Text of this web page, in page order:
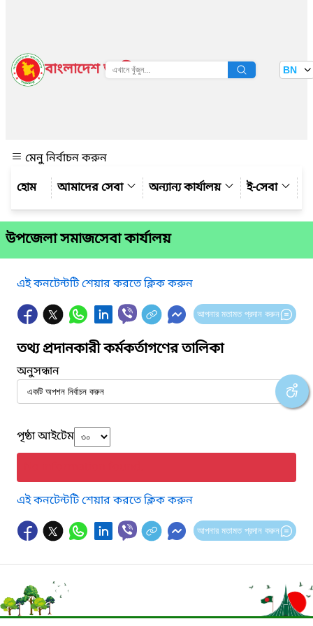
বাংলাদেশ জাতীয় তথ্য বাতায়ন BN
মেনু নির্বাচন করুন
আমাদের সেবা
অন্যান্য কার্যালয় ই-সেবা
উপজেলা সমাজসেবা কার্যালয়
এই কনটেন্টটি শেয়ার করতে ক্লিক করুন
আপনার মতামত প্রদান করুন
তথ্য প্রদানকারী কর্মকর্তাগণের তালিকা
অনুসন্ধান
পৃষ্ঠা আইটেম
এই কনটেন্টটি শেয়ার করতে ক্লিক করুন
আপনার মতামত প্রদান করুন